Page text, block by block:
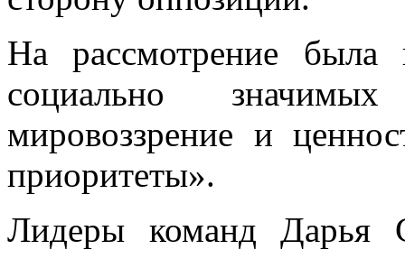
На рассмотрение была
социально
мировоззрение и
приоритеты».
Лидеры команд Дарья